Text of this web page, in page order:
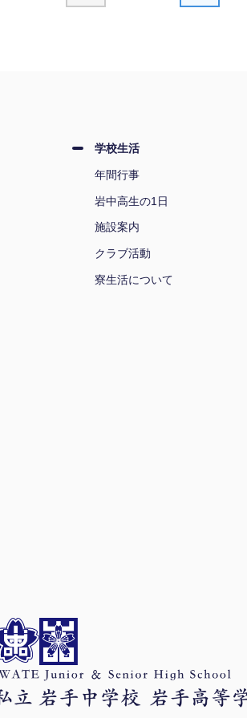
学校生活
年間行事
岩中高生の1日
施設案内
クラブ活動
寮生活について